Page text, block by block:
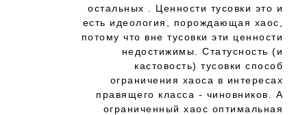
остальных . Ценности тусовки это и
есть идеология, порождающая хаос,
потому что вне тусовки эти ценности
недостижимы. Статусность (и
кастовость) тусовки способ
ограничения хаоса в интересах
правящего класса - чиновников. А
ограниченный хаос оптимальная